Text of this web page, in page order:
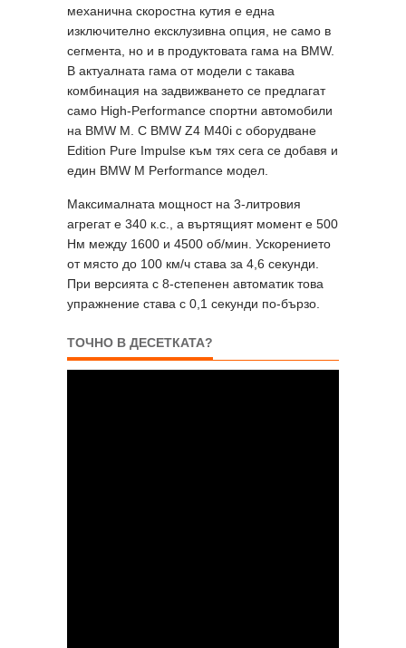
механична скоростна кутия е една
изключително ексклузивна опция, не само в
сегмента, но и в продуктовата гама на BMW.
В актуалната гама от модели с такава
комбинация на задвижването се предлагат
само High-Performance спортни автомобили
на BMW M. С BMW Z4 M40i с оборудване
Edition Pure Impulse към тях сега се добавя и
един BMW M Performance модел.
Максималната мощност на 3-литровия
агрегат е 340 к.с., а въртящият момент е 500
Нм между 1600 и 4500 об/мин. Ускорението
от място до 100 км/ч става за 4,6 секунди.
При версията с 8-степенен автоматик това
упражнение става с 0,1 секунди по-бързо.
ТОЧНО В ДЕСЕТКАТА?